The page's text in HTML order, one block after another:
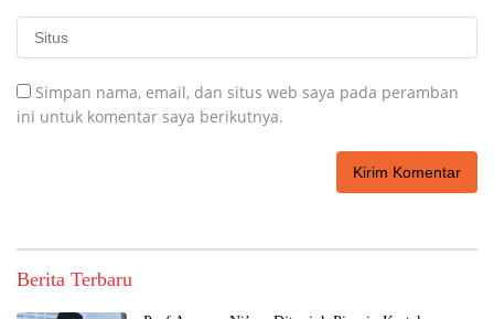
Simpan nama, email, dan situs web saya pada peramban
ini untuk komentar saya berikutnya.
Berita Terbaru